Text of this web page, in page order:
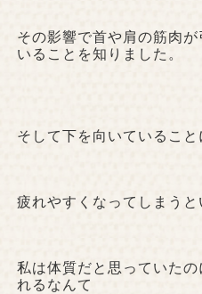
その影響で首や肩の筋肉
いることを知りました。
そして下を向いていること
疲れやすくなってしまうと
私は体質だと思っていた
れるなんて